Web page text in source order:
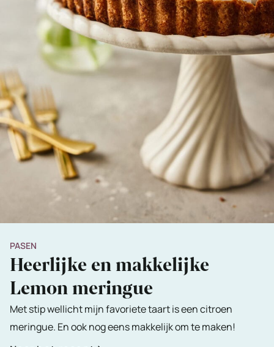
PASEN
Heerlijke en makkelijke
Lemon meringue
Met stip wellicht mijn favoriete taart is een citroen
meringue. En ook nog eens makkelijk om te maken!